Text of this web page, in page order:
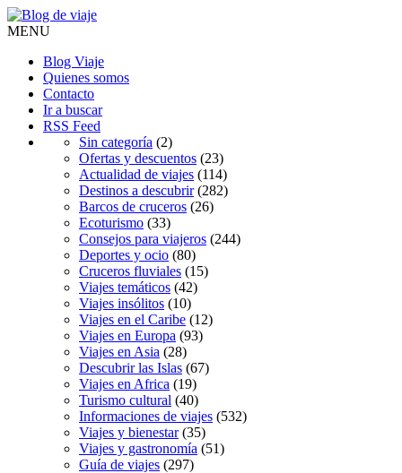
MENU
Blog Viaje
Quienes somos
Contacto
Ir a buscar
RSS Feed
Sin categoría (2)
Ofertas y descuentos (23)
Actualidad de viajes (114)
Destinos a descubrir(282)
Barcos de cruceros (26)
Ecoturismo (33)
Consejos para viajeros (244)
Deportes y ocio (80)
Cruceros fluviales (15)
Viajes temáticos (42)
Viajes insólitos (10)
Viajes en el Caribe (12)
Viajes en Europa (93)
Viajes en Asia (28)
Descubrir las Islas (67)
Viajes en Africa (19)
Turismo cultural (40)
Informaciones de viajes (532)
Viajes y bienestar(35)
Viajes y gastronomía (51)
Guía de viajes (297)